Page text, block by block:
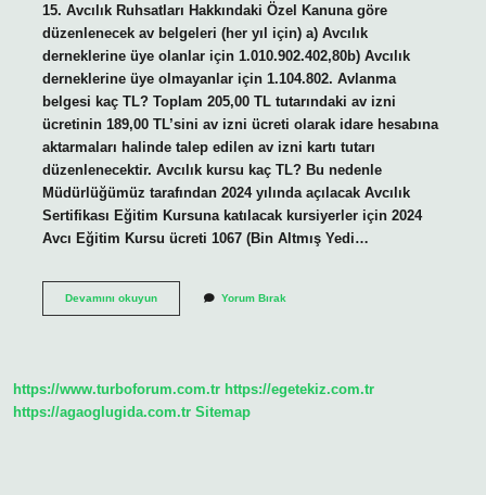
15. Avcılık Ruhsatları Hakkındaki Özel Kanuna göre
düzenlenecek av belgeleri (her yıl için) a) Avcılık
derneklerine üye olanlar için 1.010.902.402,80b) Avcılık
derneklerine üye olmayanlar için 1.104.802. Avlanma
belgesi kaç TL? Toplam 205,00 TL tutarındaki av izni
ücretinin 189,00 TL’sini av izni ücreti olarak idare hesabına
aktarmaları halinde talep edilen av izni kartı tutarı
düzenlenecektir. Avcılık kursu kaç TL? Bu nedenle
Müdürlüğümüz tarafından 2024 yılında açılacak Avcılık
Sertifikası Eğitim Kursuna katılacak kursiyerler için 2024
Avcı Eğitim Kursu ücreti 1067 (Bin Altmış Yedi…
Devamını okuyunAvcılık
Yorum Bırak
https://www.turboforum.com.tr https://egetekiz.com.tr
https://agaoglugida.com.tr Sitemap